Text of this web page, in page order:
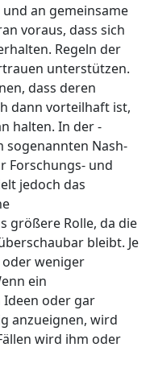
an ­gemeinsame
voraus, dass sich
Regeln der
unterstützen.
dass deren
dann vorteilhaft ist,
halten. In der
sogenannten Nash-
Forschungs- und
jedoch das
größere Rolle, da die
bleibt. Je
weniger
ein
Ideen oder gar
anzueignen, wird
wird ihm oder